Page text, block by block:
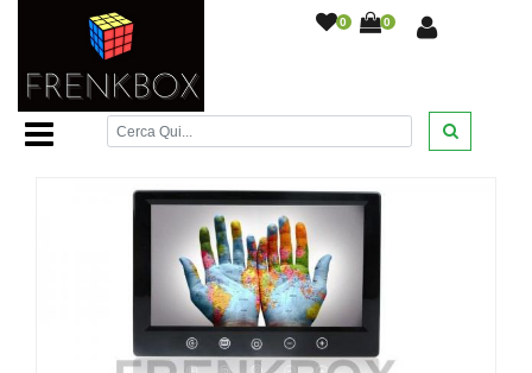
0 0
Home Page /Videosorveglianza
Pollici LCD TFT a colori doppio ingresso Video AV per
retromarcia/